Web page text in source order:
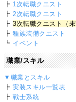
┣ 1次転職クエスト
┣ 2次転職クエスト
┣3次転職クエスト（未
┣種族装備クエスト
┗ イベント
職業/スキル
▼職業とスキル
┣実装スキル一覧表
┣戦士系統